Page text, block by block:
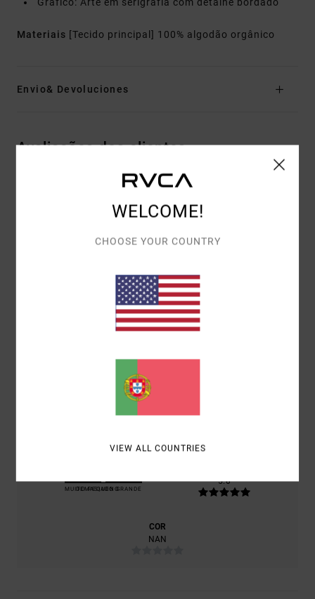
Gráfico: Arte em serigrafia com detalhe bordado
Materiais [Tecido principal] 100% algodão orgânico
Envio& Devoluciones
Avaliações dos clientes
5.0/5
1 AVALIAÇÕES VERIFICADAS
2026
100% DOS NOSSOS CLIENTES RECOMENDAM ESTE
PRODUTO
MUITO PEQUENO
DEMASIADO GRANDE
5.0
COR
NAN
WELCOME!
CHOOSE YOUR COUNTRY
VIEW ALL COUNTRIES